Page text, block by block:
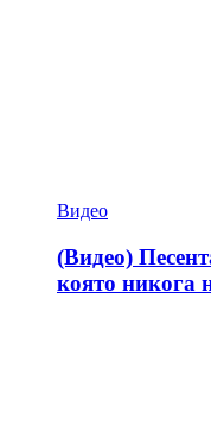
Видео
(Видео)
която никога